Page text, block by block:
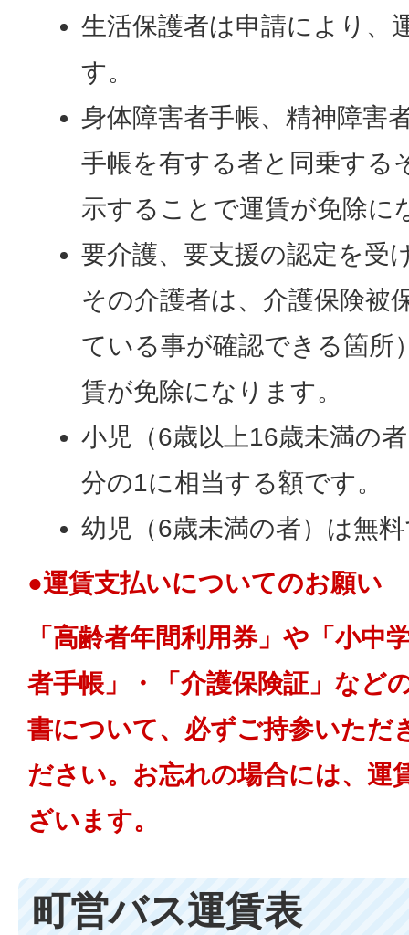
生活保護者は申請により、
す。
身体障害者手帳、精神障害
手帳を有する者と同乗する
示することで運賃が免除に
要介護、要支援の認定を受
その介護者は、介護保険被
ている事が確認できる箇所
賃が免除になります。
小児（6歳以上16歳未満の
分の1に相当する額です。
幼児（6歳未満の者）は無
●運賃支払いについてのお願い
「高齢者年間利用券」や「小中
者手帳」・「介護保険証」など
書について、必ずご持参いただ
ださい。お忘れの場合には、運
ざいます。
町営バス運賃表